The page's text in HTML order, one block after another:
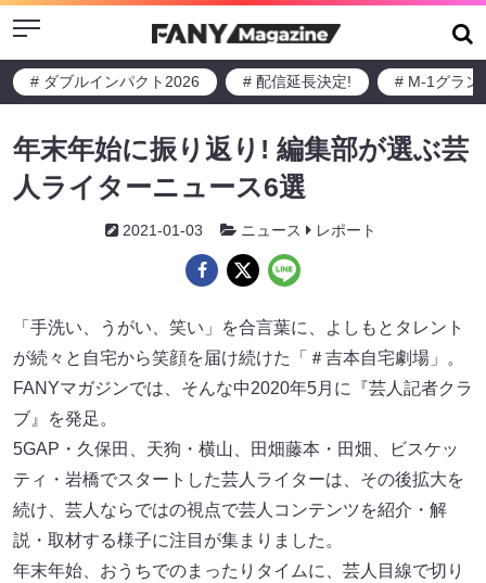
Menu
# ダブルインパクト2026 # 配信延長決定! # M-1グラン
年末年始に振り返り! 編集部が選ぶ芸
人ライターニュース6選
2021-01-03 ニュース レポート
「手洗い、うがい、笑い」を合言葉に、よしもとタレント
が続々と自宅から笑顔を届け続けた「＃吉本自宅劇場」。
FANYマガジンでは、そんな中2020年5月に『芸人記者クラ
ブ』を発足。
5GAP・久保田、天狗・横山、田畑藤本・田畑、ビスケッ
ティ・岩橋でスタートした芸人ライターは、その後拡大を
続け、芸人ならではの視点で芸人コンテンツを紹介・解
説・取材する様子に注目が集まりました。
年末年始、おうちでのまったりタイムに、芸人目線で切り